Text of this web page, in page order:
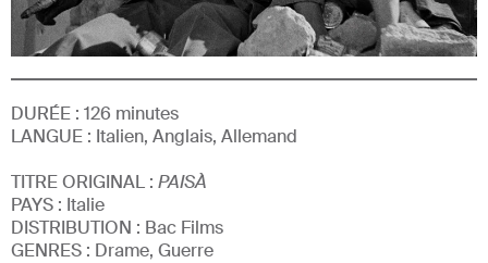
DURÉE : 126 minutes
LANGUE : Italien, Anglais, Allemand
TITRE ORIGINAL : PAISÀ
PAYS : Italie
DISTRIBUTION : Bac Films
GENRES : Drame, Guerre